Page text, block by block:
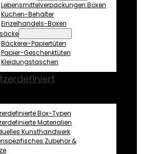
Lebensmittelverpackungen Boxen
Kuchen-Behälter
Einzelhandels-Boxen
Bäckerei-Papiertüten
Papier-Geschenktüten
Kleidungstaschen
Box-Typen
Materialien
Kunsthandwerk
Zubehör &